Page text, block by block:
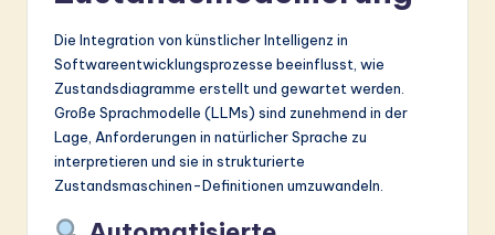
Die Integration von künstlicher Intelligenz in
Softwareentwicklungsprozesse beeinflusst, wie
Zustandsdiagramme erstellt und gewartet werden.
Große Sprachmodelle (LLMs) sind zunehmend in der
Lage, Anforderungen in natürlicher Sprache zu
interpretieren und sie in strukturierte
Zustandsmaschinen-Definitionen umzuwandeln.